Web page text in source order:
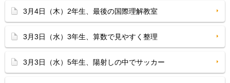
3月4日（木）2年生、最後の国際理解教室
3月3日（水）3年生、算数で見やすく整理
3月3日（水）5年生、陽射しの中でサッカー